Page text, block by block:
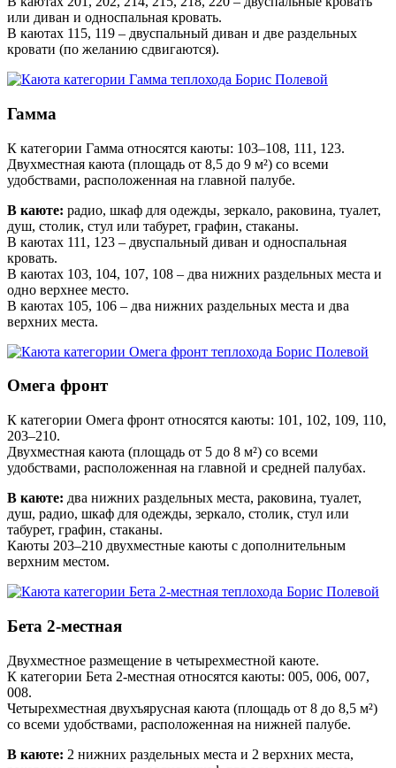
или диван и односпальная кровать.
В каютах 115, 119 – двуспальный диван и две раздельных
кровати (по желанию сдвигаются).
Гамма
К категории Гамма относятся каюты: 103–108, 111, 123.
Двухместная каюта (площадь от 8,5 до 9 м²) со всеми
удобствами, расположенная на главной палубе.
В каюте: радио, шкаф для одежды, зеркало, раковина, туалет,
душ, столик, стул или табурет, графин, стаканы.
В каютах 111, 123 – двуспальный диван и односпальная
кровать.
В каютах 103, 104, 107, 108 – два нижних раздельных места и
одно верхнее место.
В каютах 105, 106 – два нижних раздельных места и два
верхних места.
Омега фронт
К категории Омега фронт относятся каюты: 101, 102, 109, 110,
203–210.
Двухместная каюта (площадь от 5 до 8 м²) со всеми
удобствами, расположенная на главной и средней палубах.
В каюте: два нижних раздельных места, раковина, туалет,
душ, радио, шкаф для одежды, зеркало, столик, стул или
табурет, графин, стаканы.
Каюты 203–210 двухместные каюты с дополнительным
верхним местом.
Бета 2-местная
Двухместное размещение в четырехместной каюте.
К категории Бета 2-местная относятся каюты: 005, 006, 007,
008.
Четырехместная двухъярусная каюта (площадь от 8 до 8,5 м²)
со всеми удобствами, расположенная на нижней палубе.
В каюте: 2 нижних раздельных места и 2 верхних места,